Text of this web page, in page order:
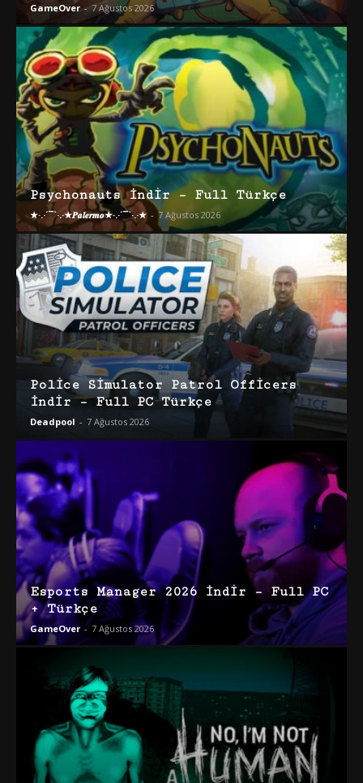
GameOver - 7 Ağustos 2026
Psychonauts İndir – Full Türkçe
★·.·´¯`·.·★𝑷𝒂𝒍𝒆𝒓𝒎𝒐★·.·´¯`·.·★ - 7 Ağustos 2026
Police Simulator Patrol Officers
İndir – Full PC Türkçe
Deadpool - 7 Ağustos 2026
Esports Manager 2026 İndir – Full PC
+ Türkçe
GameOver - 7 Ağustos 2026